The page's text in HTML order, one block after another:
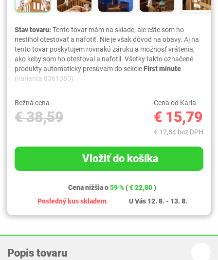
Stav tovaru:Tento tovar mám na sklade, ale ešte som ho
nestihol otestovať a nafotiť. Nie je však dôvod na obavy. Aj na
tento tovar poskytujem rovnakú záruku a možnosť vrátenia,
ako keby som ho otestoval a nafotil. Všetky takto označené
produkty automaticky presúvam do sekcieFirst minute.
(varianta 8361080)
Bežná cena
€ 38,59
Cena od Karla
€ 15,79
€ 12,84 bez DPH
Vložiť do košíka
Cena nižšia o59 % (€ 22,80)
Posledný kus skladem
U Vás 12. 8. - 13. 8.
Popis tovaru